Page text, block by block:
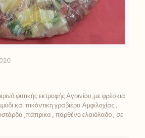
φυτικής εκτροφής Αγρινίου ,με φρέσκια
και πικάντικη γραβιέρα Αμφιλοχίας ,
,πάπρικα , παρθένο ελαιόλαδο , σε